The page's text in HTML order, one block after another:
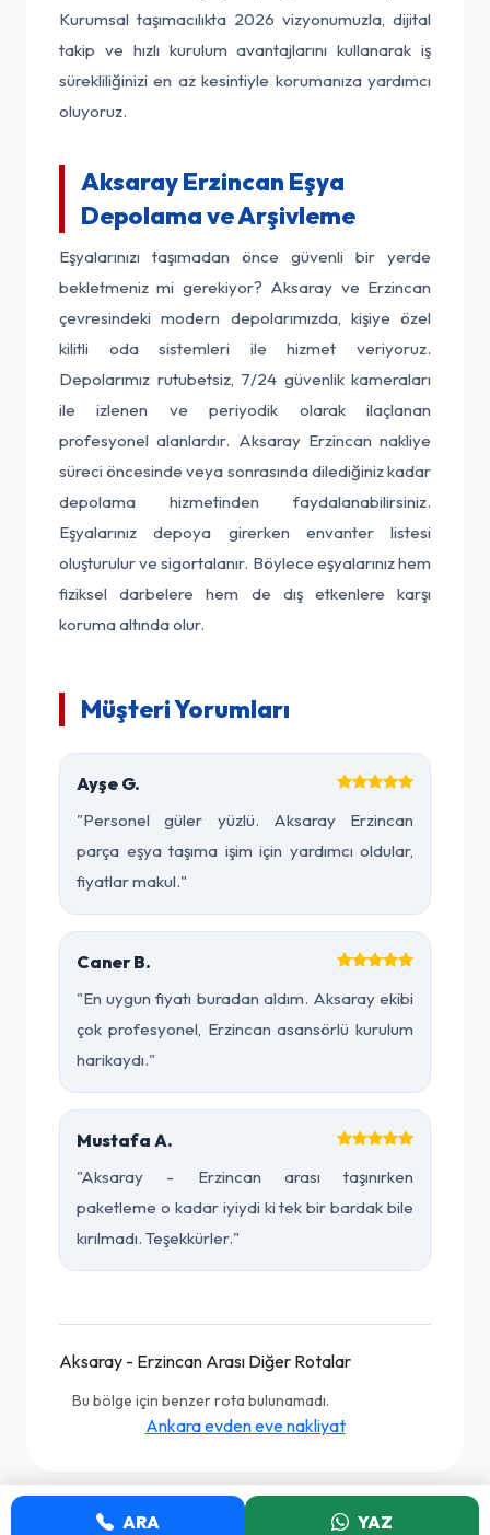
Kurumsal taşımacılıkta 2026 vizyonumuzla, dijital
takip ve hızlı kurulum avantajlarını kullanarak iş
sürekliliğinizi en az kesintiyle korumanıza yardımcı
oluyoruz.
Aksaray Erzincan Eşya
Depolama ve Arşivleme
Eşyalarınızı taşımadan önce güvenli bir yerde
bekletmeniz mi gerekiyor? Aksaray ve Erzincan
çevresindeki modern depolarımızda, kişiye özel
kilitli oda sistemleri ile hizmet veriyoruz.
Depolarımız rutubetsiz, 7/24 güvenlik kameraları
ile izlenen ve periyodik olarak ilaçlanan
profesyonel alanlardır. Aksaray Erzincan nakliye
süreci öncesinde veya sonrasında dilediğiniz kadar
depolama hizmetinden faydalanabilirsiniz.
Eşyalarınız depoya girerken envanter listesi
oluşturulur ve sigortalanır. Böylece eşyalarınız hem
fiziksel darbelere hem de dış etkenlere karşı
koruma altında olur.
Müşteri Yorumları
Ayşe G.
"Personel güler yüzlü. Aksaray Erzincan
parça eşya taşıma işim için yardımcı oldular,
fiyatlar makul."
Caner B.
"En uygun fiyatı buradan aldım. Aksaray ekibi
çok profesyonel, Erzincan asansörlü kurulum
harikaydı."
Mustafa A.
"Aksaray - Erzincan arası taşınırken
paketleme o kadar iyiydi ki tek bir bardak bile
kırılmadı. Teşekkürler."
Aksaray - Erzincan Arası Diğer Rotalar
Bu bölge için benzer rota bulunamadı.
Ankara evden eve nakliyat
ARA YAZ